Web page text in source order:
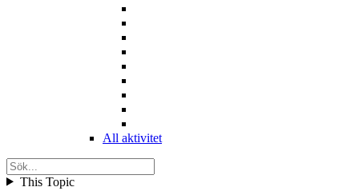
All aktivitet
This Topic